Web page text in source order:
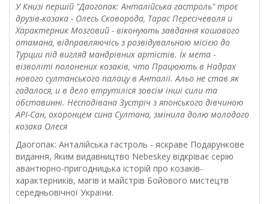
У Книзі першій "Даогопак: Анталійська гастроль" троє
друзів-козака - Олесь Сковорода, Тарас Пересічеволя и
Характерник Мозговий - віконують завдання кошового
отамана, відправляючісь з розвідувальною місією до
Турции під вигляд мандрівних артістів. Їх мета -
візволіті полонених козаків, что Працюють в Надрах
нового султанського палацу в Анталії. Альо не став як
гадалося, и в дело втрутіліся зовсім інші сили та
обставинні. Несподівана Зустріч з японського дівчиною
АРІ-Сан, охоронцем сина Султана, змінила долю молодого
козака Олеся
Даогопак: Анталійська гастроль - яскраве Подарункове
видання, Яким видавництво Nebeskey відкріває серію
авантюрно-пригодницька історій про козаків-
характерників, магів и майстрів Бойового мистецтв
середньовічної України.